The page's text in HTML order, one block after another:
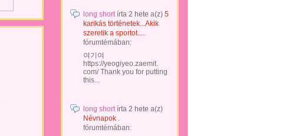
long shortírta 2 hete a(z) 5
karikás történetek...Akik
szeretik a sportot....
fórumtémában:
여기여
https://yeogiyeo.zaemit.
com/ Thank you for putting
this...
long shortírta 2 hete a(z)
Névnapok .
fórumtémában: